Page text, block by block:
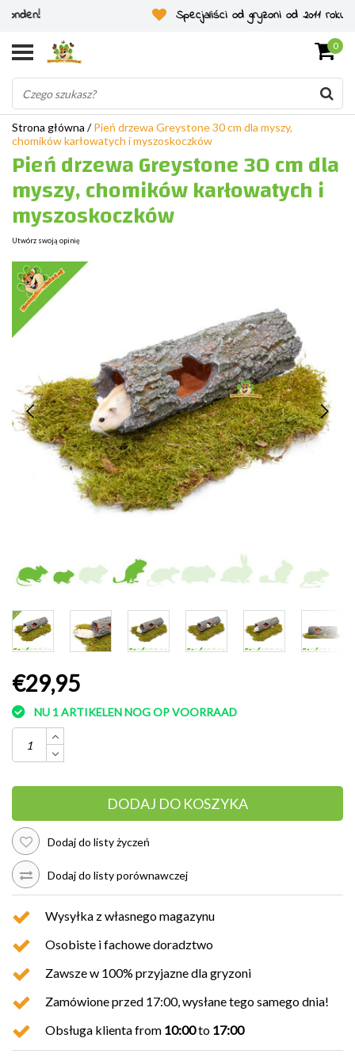
Specjaliści od gryzoni od 2011 roku
0
Strona główna /Pień drzewa Greystone 30 cm dla myszy,
chomików karłowatych i myszoskoczków
Pień drzewa Greystone 30 cm dla
myszy, chomików karłowatych i
myszoskoczków
Utwórz swoją opinię
€29,95
NU 1 ARTIKELEN NOG OP VOORRAAD
DODAJ DO KOSZYKA
Dodaj do listy życzeń
Dodaj do listy porównawczej
Wysyłka z własnego magazynu
Osobiste i fachowe doradztwo
Zawsze w 100% przyjazne dla gryzoni
Zamówione przed 17:00, wysłane tego samego dnia!
Obsługa klienta from 10:00to 17:00